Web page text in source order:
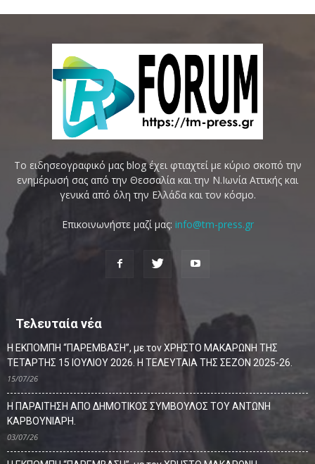
Το ειδησεογραφικό μας blog έχει φτιαχτεί με κύριο σκοπό την
ενημέρωσή σας από την Θεσσαλία και την Ν.Ιωνία Αττικής και
γενικά από όλη την Ελλάδα και τον κόσμο.
Επικοινωνήστε μαζί μας: info@tm-press.gr
Τελευταία νέα
Η ΕΚΠΟΜΠΗ “ΠΑΡΕΜΒΑΣΗ”, με τον ΧΡΗΣΤΟ ΜΑΚΑΡΩΝΗ ΤΗΣ
ΤΕΤΑΡΤΗΣ 15 ΙΟΥΛΙΟΥ 2026. Η ΤΕΛΕΥΤΑΙΑ ΤΗΣ ΣΕΖΟΝ 2025-26.
15/07/26
Η ΠΑΡΑΙΤΗΣΗ ΑΠΟ ΔΗΜΟΤΙΚΟΣ ΣΥΜΒΟΥΛΟΣ ΤΟΥ ΑΝΤΩΝΗ
ΚΑΡΒΟΥΝΙΑΡΗ.
03/07/26